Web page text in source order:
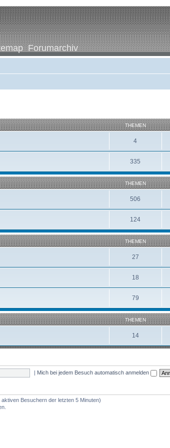
Forumarchiv
THEMEN
4
335
THEMEN
506
124
THEMEN
27
18
79
THEMEN
14
| Mich bei jedem Besuch automatisch anmelden
Besuchern der letzten 5 Minuten)